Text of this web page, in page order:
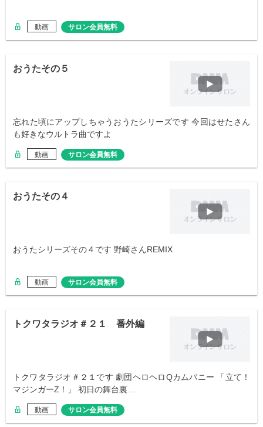
動画 サロン会員無料
おうたその５
忘れた頃にアップしちゃうおうたシリーズです 今回はせたさん
も好きなウルトラ曲ですよ
動画 サロン会員無料
おうたその４
おうたシリーズその４です 野崎さんREMIX
動画 サロン会員無料
トクワタラジオ＃２１ 番外編
トクワタラジオ＃２１です 劇団ヘロヘロQカムパニー 「立て！
マジンガーZ！」 初日の舞台裏…
動画 サロン会員無料